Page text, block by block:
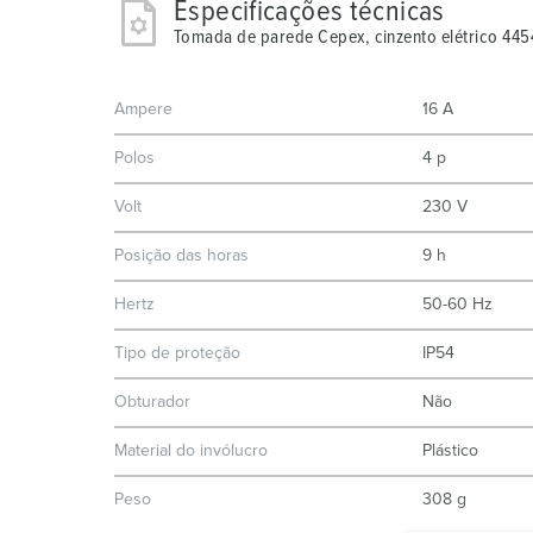
Especificações técnicas
Tomada de parede Cepex, cinzento elétrico
Ampere 16 A
Polos 4 p
Volt 230 V
Posição das horas 9 h
Hertz 50-60 Hz
Tipo de proteção IP54
Obturador Não
Material do invólucro Plástico
Peso 308 g